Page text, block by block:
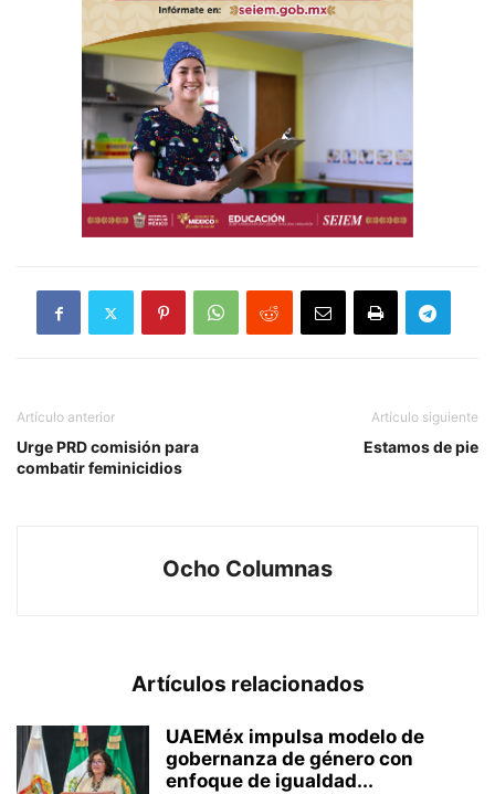
Artículo anterior
Urge PRD comisión para
combatir feminicidios
Artículo siguiente
Estamos de pie
Ocho Columnas
Artículos relacionados
UAEMéx impulsa modelo de
gobernanza de género con
enfoque de igualdad...